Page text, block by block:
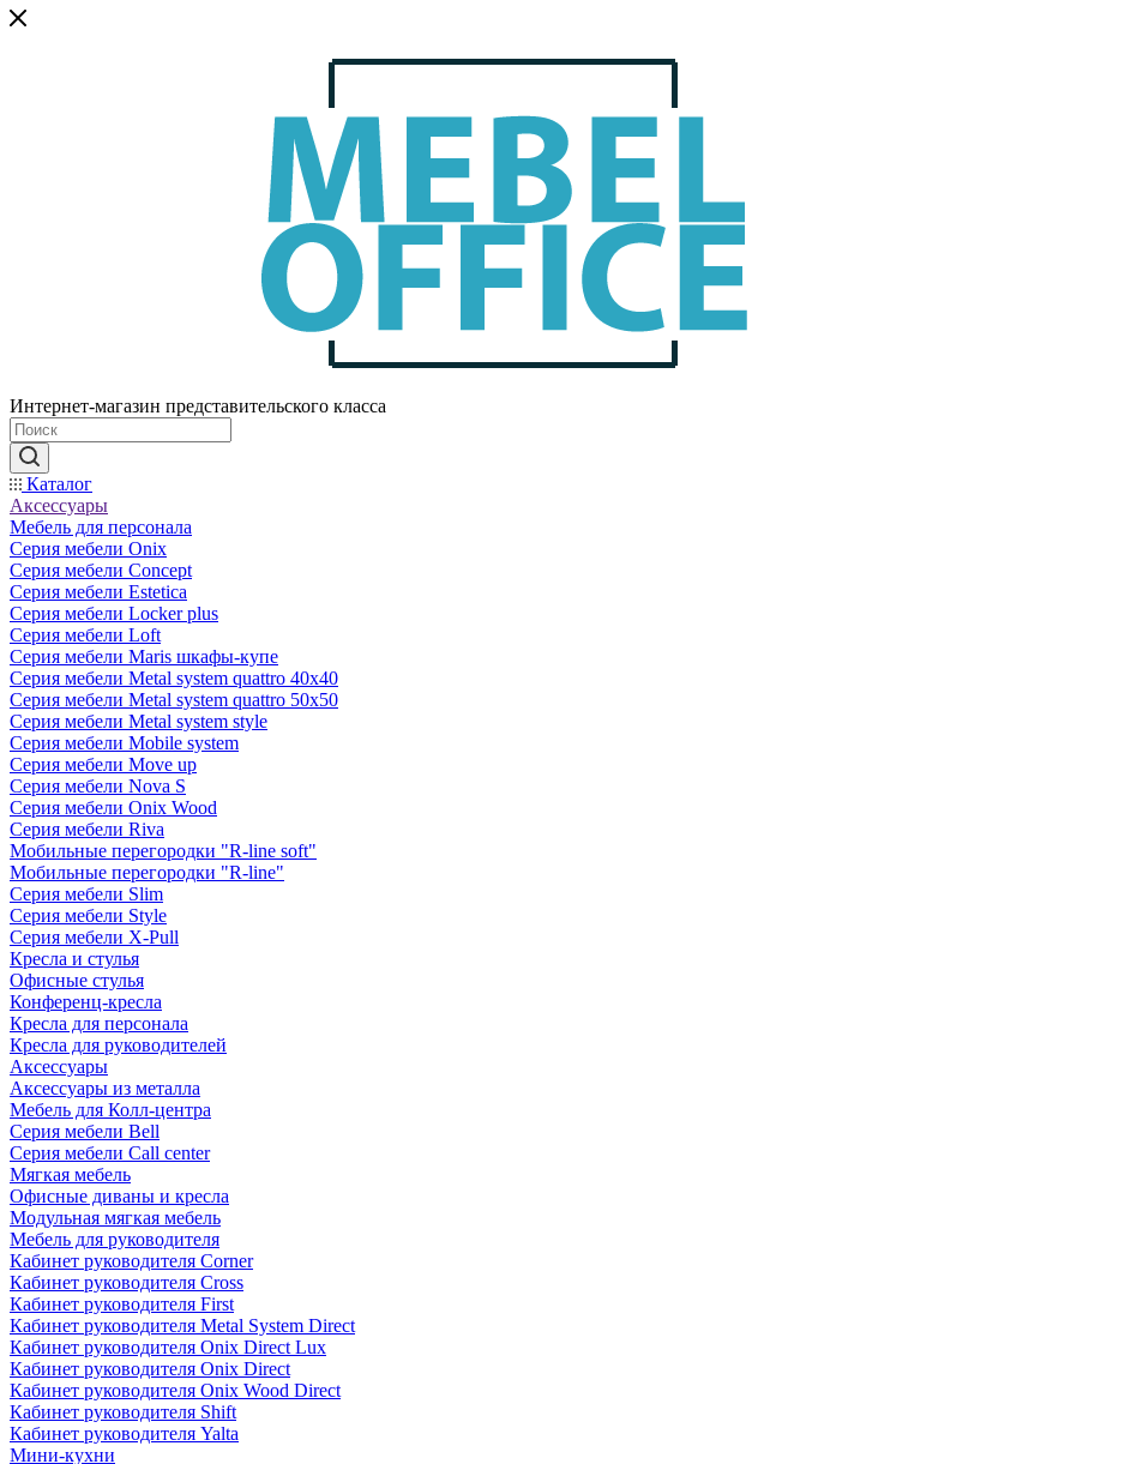
Интернет-магазин представительского класса
Каталог
Аксессуары
Мебель для персонала
Серия мебели Onix
Серия мебели Concept
Серия мебели Estetica
Серия мебели Locker plus
Серия мебели Loft
Серия мебели Maris шкафы-купе
Серия мебели Metal system quattro 40x40
Серия мебели Metal system quattro 50x50
Серия мебели Metal system style
Серия мебели Mobile system
Серия мебели Move up
Серия мебели Nova S
Серия мебели Onix Wood
Серия мебели Riva
Мобильные перегородки "R-line soft"
Мобильные перегородки "R-line"
Серия мебели Slim
Серия мебели Style
Серия мебели X-Pull
Кресла и стулья
Офисные стулья
Конференц-кресла
Кресла для персонала
Кресла для руководителей
Аксессуары
Аксессуары из металла
Мебель для Колл-центра
Серия мебели Bell
Серия мебели Call center
Мягкая мебель
Офисные диваны и кресла
Модульная мягкая мебель
Мебель для руководителя
Кабинет руководителя Corner
Кабинет руководителя Cross
Кабинет руководителя First
Кабинет руководителя Metal System Direct
Кабинет руководителя Onix Direct Lux
Кабинет руководителя Onix Direct
Кабинет руководителя Onix Wood Direct
Кабинет руководителя Shift
Кабинет руководителя Yalta
Мини-кухни